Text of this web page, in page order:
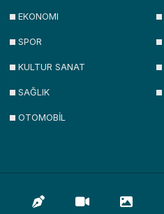
EKONOMI
SPOR
KULTUR SANAT
SAĞLIK
OTOMOBİL